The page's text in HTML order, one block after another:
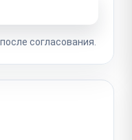
согласования.